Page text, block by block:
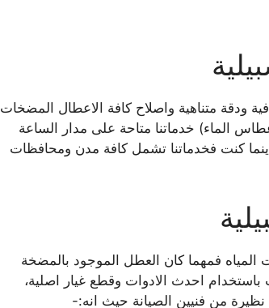
ودقة متناهية واصلاح كافة الاعطال المضخات
الماء) خدماتنا متاحة على مدار الساعة
كنت فخدماتنا تشمل كافة مدن ومحافظات
فمهما كان العطل الموجود بالمضخة
احدث الادوات وقطع غيار اصلية،
نظيرة من فنيين الصيانة حيث انه:-